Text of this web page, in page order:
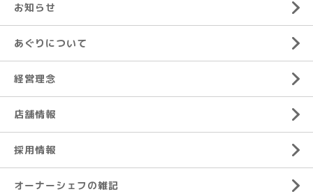
お知らせ
あぐりについて
経営理念
店舗情報
採用情報
オーナーシェフの雑記